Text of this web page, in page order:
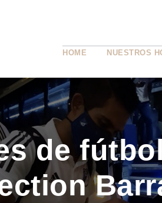
HOME NUESTROS
de